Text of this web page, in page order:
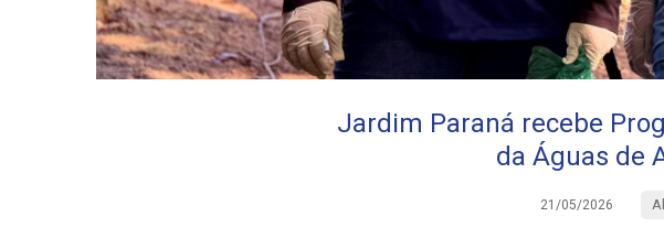
Jardim Paraná recebe
da Águas de
21/05/2026